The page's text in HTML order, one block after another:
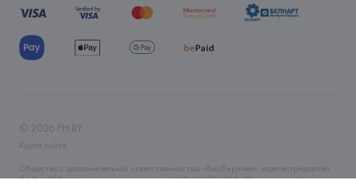
© 2026 FH.BY
Карта сайта
Общество с дополнительной ответственностью «БелВиринея» зарегистрировано
06.04.2006 Минским горисполкомом. УНП 190706320. Юр.адрес: г. Минск, ул.